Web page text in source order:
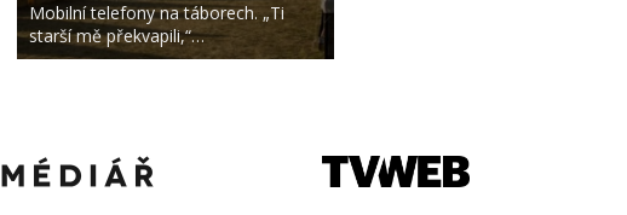
Mobilní telefony na táborech. „Ti
starší mě překvapili,“…